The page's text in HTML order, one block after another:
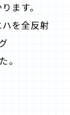
ます。
を全反射
。